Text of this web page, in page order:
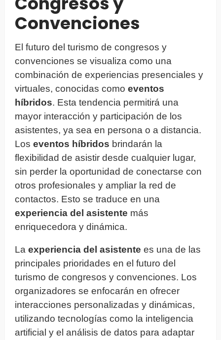
Convenciones
El futuro del turismo de congresos y
convenciones se visualiza como una
combinación de experiencias presenciales y
virtuales, conocidas como eventos
híbridos. Esta tendencia permitirá una
mayor interacción y participación de los
asistentes, ya sea en persona o a distancia.
Los eventos híbridos brindarán la
flexibilidad de asistir desde cualquier lugar,
sin perder la oportunidad de conectarse con
otros profesionales y ampliar la red de
contactos. Esto se traduce en una
experiencia del asistente más
enriquecedora y dinámica.
La experiencia del asistente es una de las
principales prioridades en el futuro del
turismo de congresos y convenciones. Los
organizadores se enfocarán en ofrecer
interacciones personalizadas y dinámicas,
utilizando tecnologías como la inteligencia
artificial y el análisis de datos para adaptar